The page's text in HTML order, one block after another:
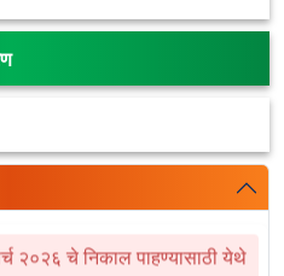
२०२६ चे निकाल पाहण्यासाठी येथे